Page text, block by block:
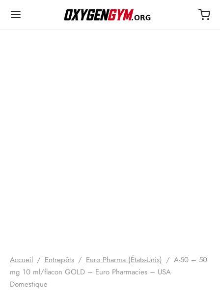
Accueil / Entrepôts / Euro Pharma (États-Unis) / A-50 – 50
mg 10 ml/flacon GOLD – Euro Pharmacies – USA
Domestique